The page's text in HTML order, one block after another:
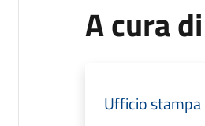
A cura di
Ufficio stampa